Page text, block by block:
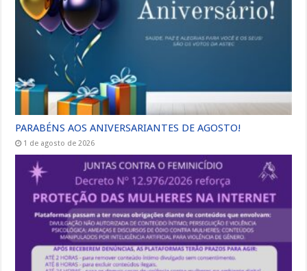
PARABÉNS AOS ANIVERSARIANTES DE AGOSTO!
1 de agosto de 2026